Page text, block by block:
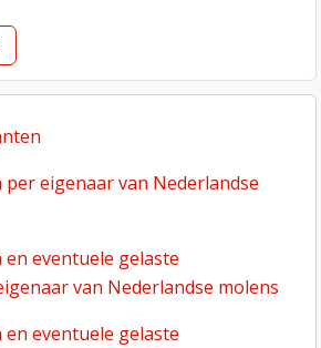
per eigenaar van Nederlandse
eventuele gelaste
van Nederlandse molens
eventuele gelaste